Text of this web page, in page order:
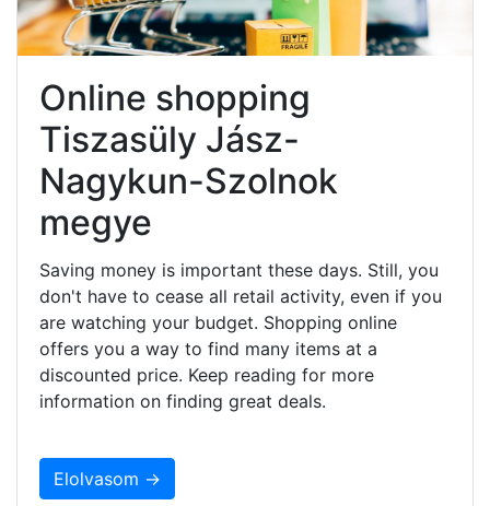
Online shopping
Tiszasüly Jász-
Nagykun-Szolnok
megye
Saving money is important these days. Still, you
don't have to cease all retail activity, even if you
are watching your budget. Shopping online
offers you a way to find many items at a
discounted price. Keep reading for more
information on finding great deals.
Elolvasom →